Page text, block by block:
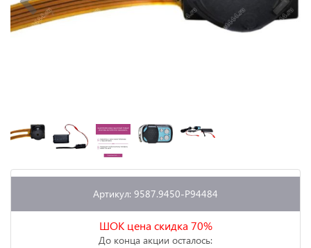
Артикул: 9587.9450-P94484
ШОК цена скидка 70%
До конца акции осталось: